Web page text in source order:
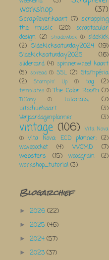
workshop (37)
Scrapfever;kaart (7) scrapping
the music
(20)
scraptacular
design (2) shadowbox (1) sidekick
(2) Sidekicksaturday2024 (19)
Sidekicksaturday2025
(16)
slidercard (4) spinnerwheel kaart
(5) spread (1) SSL (2) Stampéria
(2)
Stampin' Up (1) tag (2)
templates (1) The Color Room (7)
Tiffany (1) tutorials; (7)
uitschuifkaart
(3)
Verjaardagenplanner
(3)
vintage (106)
Vita Nova
(1) Vita Nova; ECD planner; (2)
wavepocket
(4) WCMD
(7)
websters
(15) woodgrain
(2)
workshop_tutorial (3)
Blogarchief
► 2026 (22)
► 2025 (46)
► 2024 (57)
► 2023 (37)